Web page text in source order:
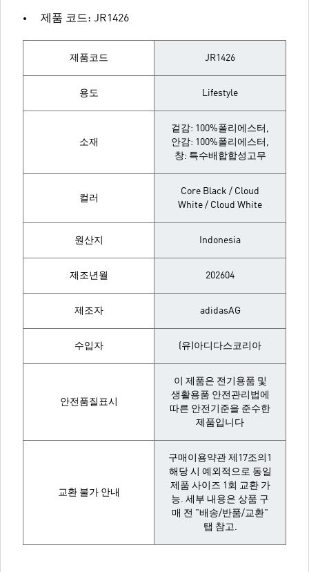
제품 코드: JR1426
제품코드 JR1426
용도 Lifestyle
소재
겉감: 100%폴리에스터,
안감: 100%폴리에스터,
창: 특수배합합성고무
컬러
Core Black / Cloud
White / Cloud White
원산지 Indonesia
제조년월 202604
제조자 adidasAG
수입자 (유)아디다스코리아
안전품질표시
이 제품은 전기용품 및
생활용품 안전관리법에
따른 안전기준을 준수한
제품입니다
교환 불가 안내
구매이용약관 제17조의1
해당 시 예외적으로 동일
제품 사이즈 1회 교환 가
능. 세부 내용은 상품 구
매 전 "배송/반품/교환"
탭 참고.